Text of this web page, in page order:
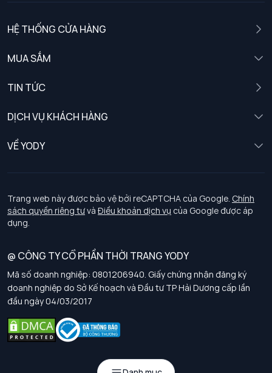
HỆ THỐNG CỬA HÀNG
MUA SẮM
TIN TỨC
DỊCH VỤ KHÁCH HÀNG
Chính sách khách hàng thân thiết
Chính sách bảo vệ dữ liệu cá nhân
Chính sách thanh toán, giao nhận
Chính sách chất lượng và an toàn sức khoẻ nghề nghiệp
Chính sách đơn đồng phục
Hướng dẫn chọn kích thước
VỀ YODY
Tuyển dụng
Trang web này được bảo vệ bởi reCAPTCHA của Google. Chính
sách quyền riêng tưvà Điều khoản dịch vụ của Google được áp
dụng.
@ CÔNG TY CỔ PHẦN THỜI TRANG YODY
Mã số doanh nghiệp: 0801206940. Giấy chứng nhận đăng ký
doanh nghiệp do Sở Kế hoạch và Đầu tư TP Hải Dương cấp lần
đầu ngày 04/03/2017